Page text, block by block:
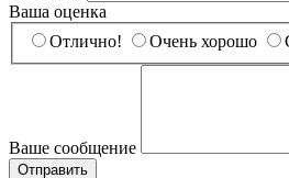
Ваша оценка
Отлично!
Очень хорошо
Ваше сообщение